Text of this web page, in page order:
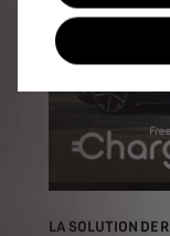
LA SOLUTION DE